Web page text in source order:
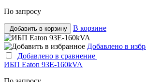
По запросу
Добавить в корзину В корзине
Добавлено в
Добавлено в сравнение
ИБП Eaton 93E-160kVA